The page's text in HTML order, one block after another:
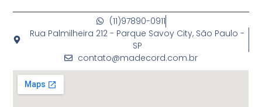
(11)97890-0911
Rua Palmilheira 212 - Parque Savoy City, São Paulo -
SP
contato@madecord.com.br